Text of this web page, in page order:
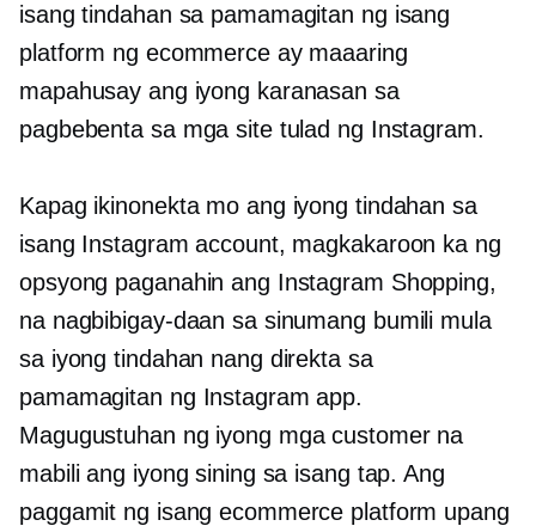
isang tindahan sa pamamagitan ng isang
platform ng ecommerce ay maaaring
mapahusay ang iyong karanasan sa
pagbebenta sa mga site tulad ng Instagram.
Kapag ikinonekta mo ang iyong tindahan sa
isang Instagram account, magkakaroon ka ng
opsyong paganahin ang Instagram Shopping,
na nagbibigay-daan sa sinumang bumili mula
sa iyong tindahan nang direkta sa
pamamagitan ng Instagram app.
Magugustuhan ng iyong mga customer na
mabili ang iyong sining sa isang tap. Ang
paggamit ng isang ecommerce platform upang